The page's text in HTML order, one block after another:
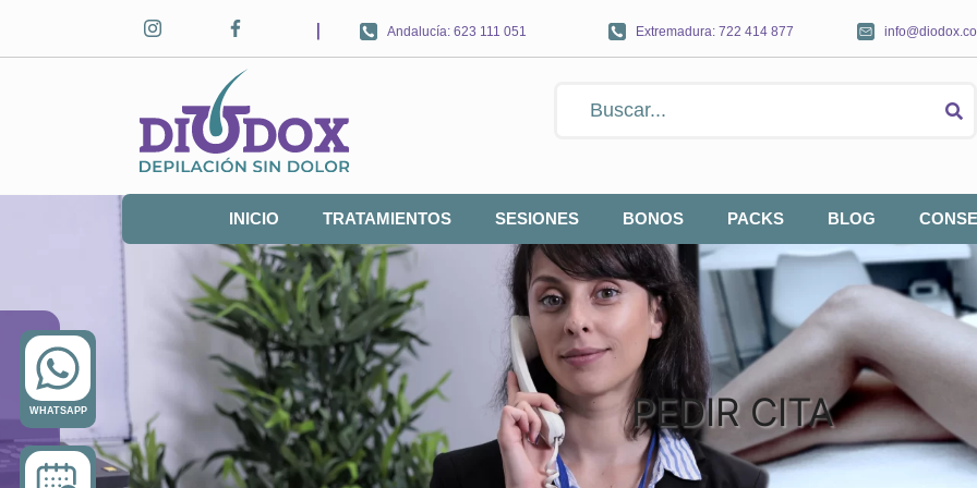
WHATSAPP
| Andalucía: 623 111 051 Extremadura: 722 414 877
INICIO TRATAMIENTOS SESIONES BONOS PACKS BLOG
PEDIR CITA